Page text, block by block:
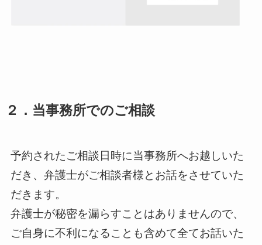
２．当事務所でのご相談
予約されたご相談日時に当事務所へお越しいた
だき、弁護士がご相談者様とお話をさせていた
だきます。
弁護士が秘密を漏らすことはありませんので、
ご自身に不利になることも含めて全てお話いた